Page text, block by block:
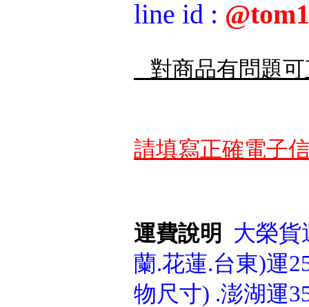
line id :
對商品有問題
請填寫正確電子
運費說明
大榮貨
蘭.花蓮.台東)運
物尺寸) .澎湖運